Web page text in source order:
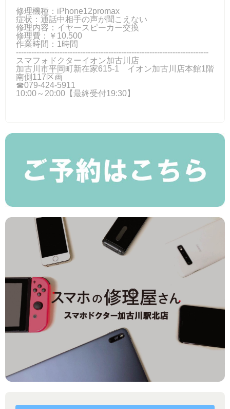
修理機種：iPhone12promax
症状：通話中相手の声が聞こえない
修理内容：イヤースピーカー交換
修理費：￥10.500
作業時間：1時間
---------------------------------------------------------------------------
スマフォドクターイオン加古川店
加古川市平岡町新在家615-1 イオン加古川店本館1階
南側117区画
☎079-424‐5911
10:00～20:00【最終受付19:30】